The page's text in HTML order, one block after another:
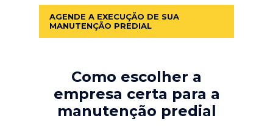
AGENDE A EXECUÇÃO DE SUA
MANUTENÇÃO PREDIAL
Como escolher a
empresa certa para a
manutenção predial